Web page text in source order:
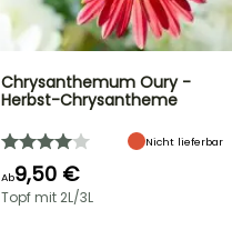
Chrysanthemum Oury -
Herbst-Chrysantheme
Nicht lieferbar
Ab9,50 €
Topf mit 2L/3L